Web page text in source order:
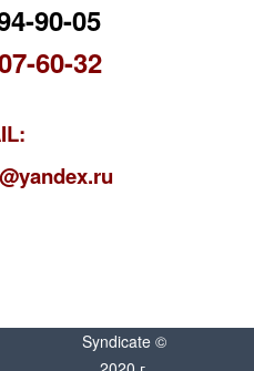
90-05
60-32
Syndicate ©